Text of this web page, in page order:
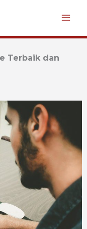
Terbaik dan